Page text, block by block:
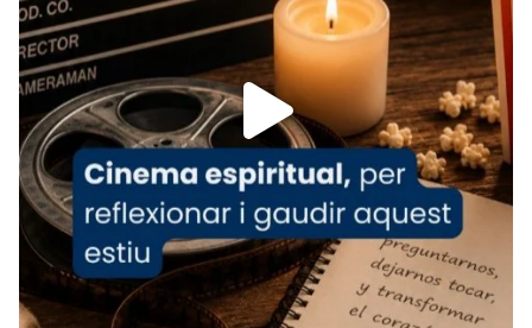
espana-testimoni...
Foto
View on Facebook · Share
Arquebisbat de Barcelona
2 weeks ago
«Avui les santes Juliana i Semproniana ens
ajuden a alçar la mirada»
Mons. Sergi Gordo, bisbe de Tortosa, ha